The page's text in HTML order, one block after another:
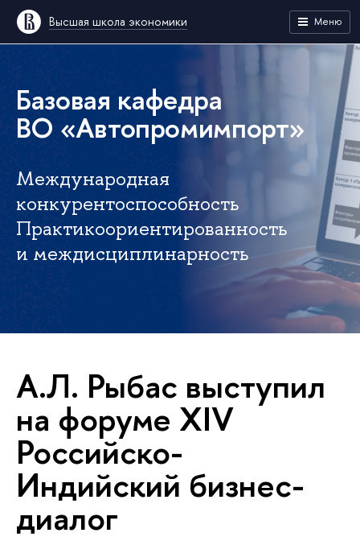
Высшая школа экономики Меню
Базовая кафедра
ВО «Автопромимпорт»
Международная
конкурентоспособность
Практикоориентированность
и междисциплинарность
А.Л. Рыбас выступил
на форуме XIV
Российско-
Индийский бизнес-
диалог